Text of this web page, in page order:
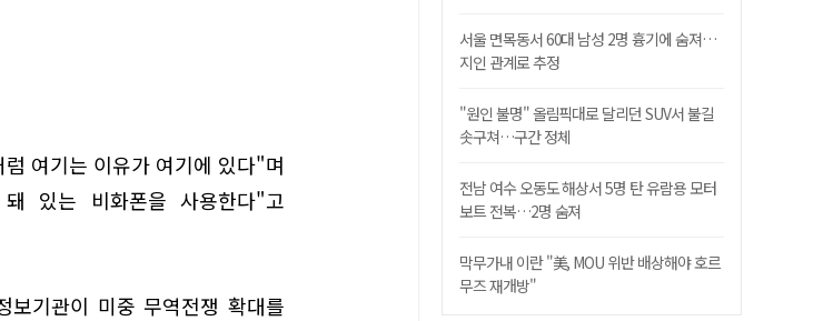
여기는 이유가 여기에 있다"며
있는 비화폰을 사용한다"고
기관이 미중 무역전쟁 확대를
서울 면목동서 60대 남성 2명 흉기에 숨져…
지인 관계로 추정
"원인 불명" 올림픽대로 달리던 SUV서 불길
솟구쳐…구간 정체
전남 여수 오동도 해상서 5명 탄 유람용 모터
보트 전복…2명 숨져
막무가내 이란 "美, MOU 위반 배상해야 호르
무즈 재개방"